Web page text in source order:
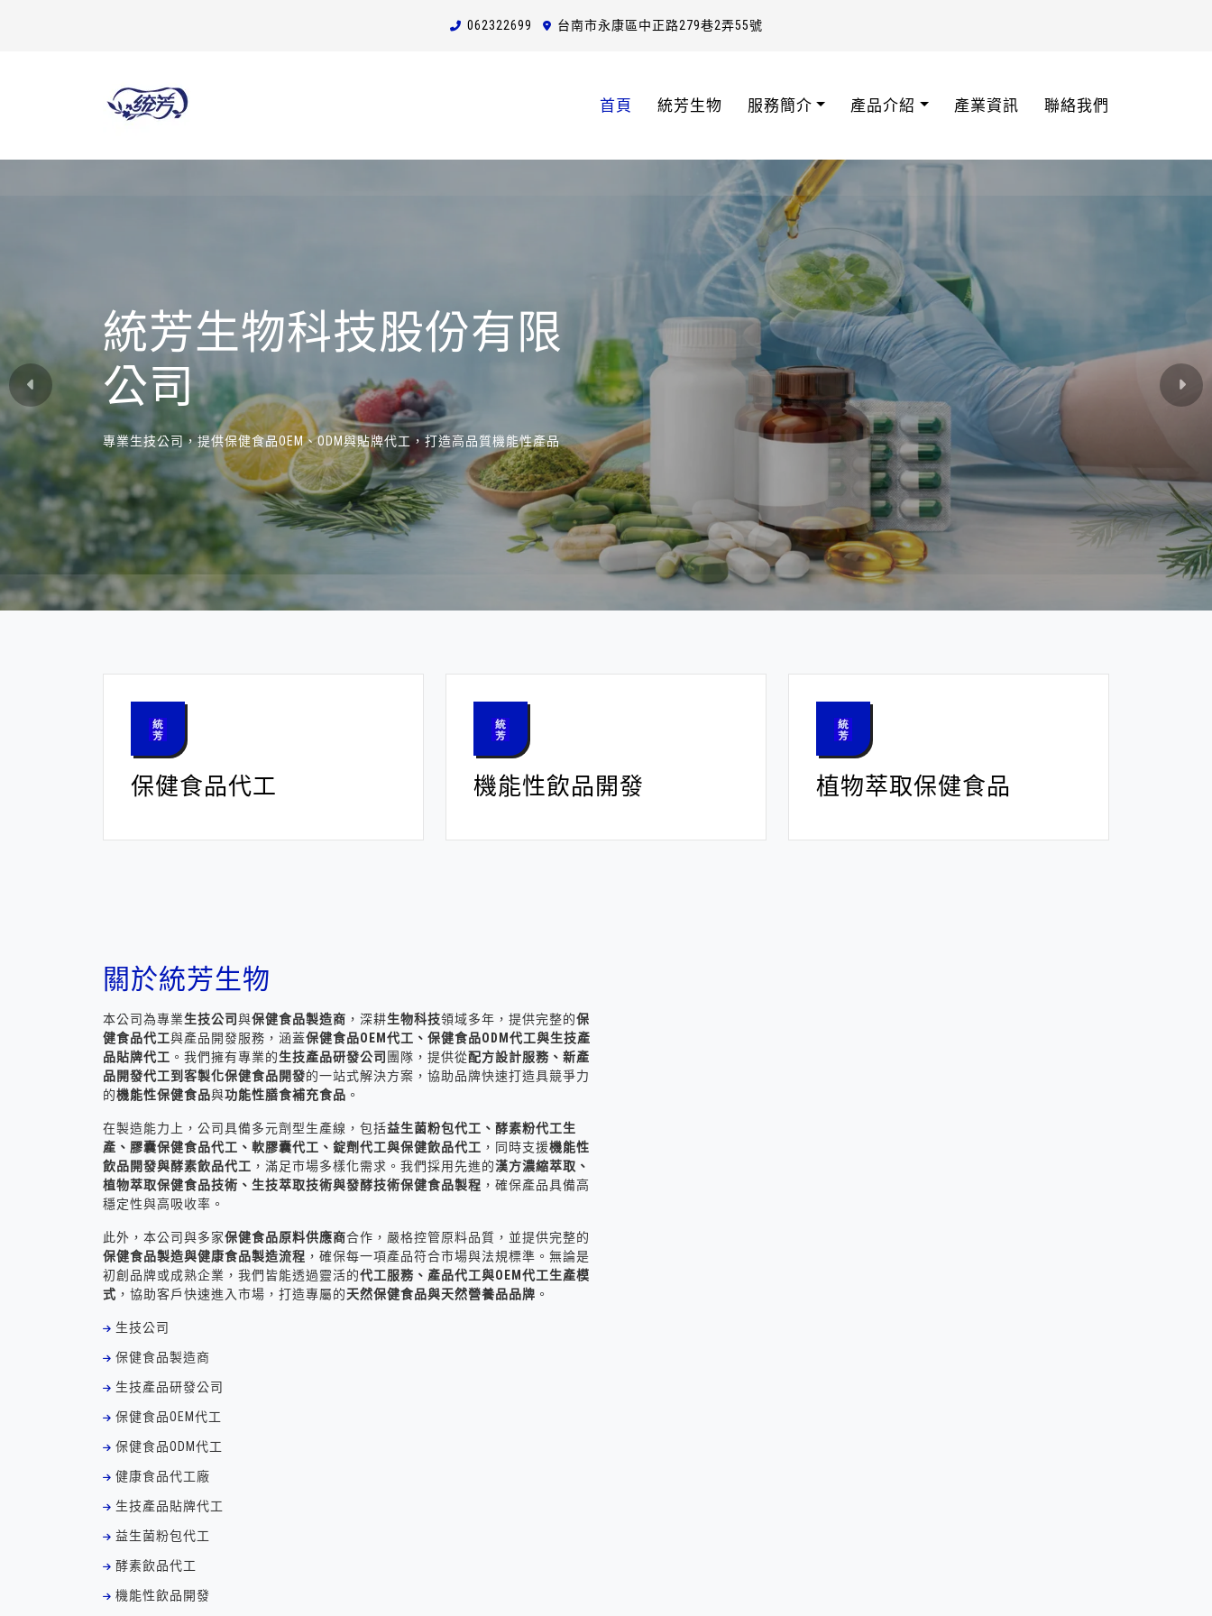
062322699 台南市永康區中正路279巷2弄55號
首頁 統芳生物 服務簡介 產品介紹 產業資訊 聯絡我們
統芳生物科技股份有限
公司
專業生技公司，提供保健食品OEM、ODM與貼牌代工，打造高品質機能性產品
保健食品代工 機能性飲品開發 植物萃取保健食品
關於統芳生物
本公司為專業生技公司與保健食品製造商 ，深耕生物科技領域多年，提供完整的保
健食品代工與產品開發服務，涵蓋保健食品OEM代工、保健食品ODM代工與生技產
品貼牌代工 。我們擁有專業的生技產品研發公司 團隊，提供從配方設計服務、新產
品開發代工到客製化保健食品開發的一站式解決方案，協助品牌快速打造具競爭力
的機能性保健食品與功能性膳食補充食品 。
在製造能力上，公司具備多元劑型生產線，包括益生菌粉包代工、酵素粉代工生
產、膠囊保健食品代工、軟膠囊代工、錠劑代工與保健飲品代工 ，同時支援機能性
飲品開發與酵素飲品代工 ，滿足市場多樣化需求。我們採用先進的漢方濃縮萃取、
植物萃取保健食品技術、生技萃取技術與發酵技術保健食品製程 ，確保產品具備高
穩定性與高吸收率。
此外，本公司與多家保健食品原料供應商合作，嚴格控管原料品質，並提供完整的
保健食品製造與健康食品製造流程 ，確保每一項產品符合市場與法規標準。無論是
初創品牌或成熟企業，我們皆能透過靈活的代工服務、產品代工與OEM代工生產模
式 ，協助客戶快速進入市場，打造專屬的天然保健食品與天然營養品品牌 。
生技公司
保健食品製造商
生技產品研發公司
保健食品OEM代工
保健食品ODM代工
健康食品代工廠
生技產品貼牌代工
益生菌粉包代工
酵素飲品代工
機能性飲品開發